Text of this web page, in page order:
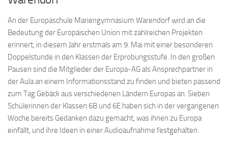
An der Europaschule Mariengymnasium Warendorf wird an die
Bedeutung der Europäischen Union mit zahlreichen Projekten
erinnert, in diesem Jahr erstmals am 9. Mai mit einer besonderen
Doppelstunde in den Klassen der Erprobungsstufe. In den großen
Pausen sind die Mitglieder der Europa-AG als Ansprechpartner in
der Aula an einem Informationsstand zu finden und bieten passend
zum Tag Gebäck aus verschiedenen Ländern Europas an. Sieben
Schülerinnen der Klassen 6B und 6E haben sich in der vergangenen
Woche bereits Gedanken dazu gemacht, was ihnen zu Europa
einfällt, und ihre Ideen in einer Audioaufnahme festgehalten.